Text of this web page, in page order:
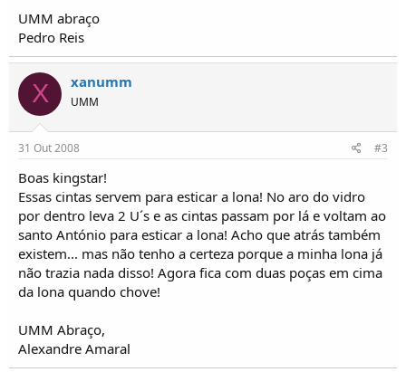
UMM abraço
Pedro Reis
X xanumm
UMM
31 Out 2008 #3
Boas kingstar!
Essas cintas servem para esticar a lona! No aro do vidro
por dentro leva 2 U´s e as cintas passam por lá e voltam ao
santo António para esticar a lona! Acho que atrás também
existem... mas não tenho a certeza porque a minha lona já
não trazia nada disso! Agora fica com duas poças em cima
da lona quando chove!
UMM Abraço,
Alexandre Amaral